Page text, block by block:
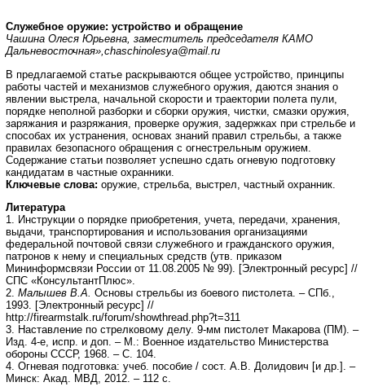
Служебное оружие: устройство и обращение
Чашина Олеся Юрьевна, заместитель председателя КАМО
Дальневосточная»,chaschinolesya@mail.ru
В предлагаемой статье раскрываются общее устройство, принципы
работы частей и механизмов служебного оружия, даются знания о
явлении выстрела, начальной скорости и траектории полета пули,
порядке неполной разборки и сборки оружия, чистки, смазки оружия,
заряжания и разряжания, проверке оружия, задержках при стрельбе и
способах их устранения, основах знаний правил стрельбы, а также
правилах безопасного обращения с огнестрельным оружием.
Содержание статьи позволяет успешно сдать огневую подготовку
кандидатам в частные охранники.
Ключевые слова: оружие, стрельба, выстрел, частный охранник.
Литература
1. Инструкции о порядке приобретения, учета, передачи, хранения,
выдачи, транспортирования и использования организациями
федеральной почтовой связи служебного и гражданского оружия,
патронов к нему и специальных средств (утв. приказом
Мининформсвязи России от 11.08.2005 № 99). [Электронный ресурс] //
СПС «КонсультантПлюс».
2. Малышев В.А. Основы стрельбы из боевого пистолета. – СПб.,
1993. [Электронный ресурс] //
http://firearmstalk.ru/forum/showthread.php?t=311
3. Наставление по стрелковому делу. 9-мм пистолет Макарова (ПМ). –
Изд. 4-е, испр. и доп. – М.: Военное издательство Министерства
обороны СССР, 1968. – С. 104.
4. Огневая подготовка: учеб. пособие / сост. А.В. Долидович [и др.]. –
Минск: Акад. МВД, 2012. – 112 с.